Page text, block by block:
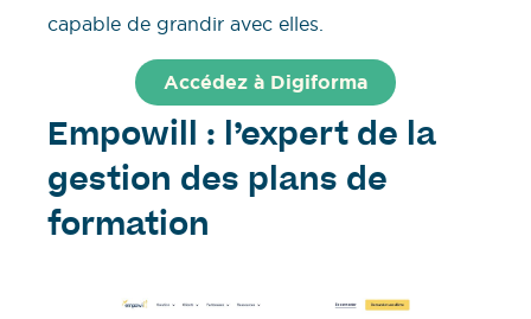
capable de grandir avec elles.
Accédez à Digiforma
Empowill : l’expert de la
gestion des plans de
formation